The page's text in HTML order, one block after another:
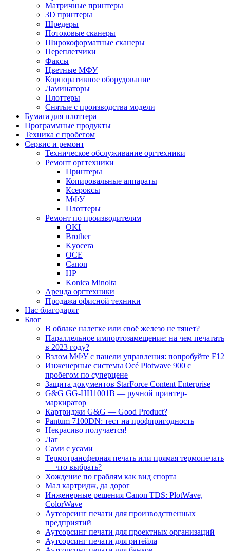
Матричные принтеры
3D принтеры
Шредеры
Потоковые сканеры
Широкоформатные сканеры
Переплетчики
Факсы
Цветные МФУ
Корпоративное оборудование
Ламинаторы
Плоттеры
Снятые с производства модели
Бумага для плоттера
Программные продукты
Техника с пробегом
Сервис и ремонт
Техническое обслуживание оргтехники
Ремонт оргтехники
Принтеры
Копировальные аппараты
Ксероксы
МФУ
Плоттеры
Ремонт по производителям
OKI
Brother
Kyocera
OCE
Canon
HP
Konica Minolta
Аренда оргтехники
Продажа офисной техники
Нас благодарят
Блог
В облаке налегке или своё железо не тянет?
Параллельное импортозамещение: на чем печатать
в 2023 году?
Взлом МФУ с панели управления: попробуйте F12
Инженерные системы Océ Plotwave 900 с
пробегом по суперцене
Защита документов StarForce Content Enterprise
G&G GG-HH1001B — ручной принтер-
маркиратор
Картриджи G&G — Good Product?
Pantum 7100DN: тест на профпригодность
Некрасиво получается!
Лаг
Сами с усами
Термотрансферная печать или прямая термопечать
— что выбрать?
Хождение по граблям как вид спорта
Мал картридж, да дорог
Инженерные решения Canon TDS: PlotWave,
ColorWave
Аутсорсинг печати для производственных
предприятий
Аутсорсинг печати для проектных организаций
Аутсорсинг печати для ритейла